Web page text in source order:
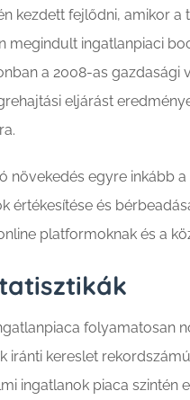
kezdett fejlődni, amikor
megindult ingatlanpiaci
a 2008-as
eljárást
növekedés egyre inkább
értékesítése és
platformoknak és a
folyamatosan
iránti kereslet
ingatlanok piaca